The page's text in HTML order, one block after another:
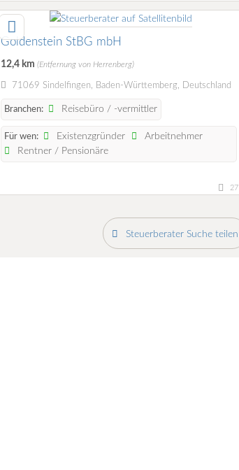
Goldenstein StBG mbH
12,4 km (Entfernung von Herrenberg)
71069 Sindelfingen, Baden-Württemberg, Deutschland
Branchen: Reisebüro / -vermittler
Für wen: Existenzgründer
Arbeitnehmer
Rentner / Pensionäre
27
Steuerberater Suche teilen